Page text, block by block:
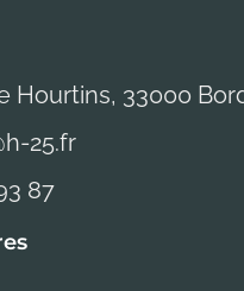
Hourtins, 33000
25.fr
87